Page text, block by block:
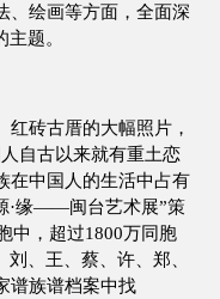
、绘画等方面，全面深
题。
砖古厝的大幅照片，
自古以来就有重土恋
在中国人的生活中占有
·缘——闽台艺术展”策
中，超过1800万同胞
、王、蔡、许、郑、
谱族谱档案中找